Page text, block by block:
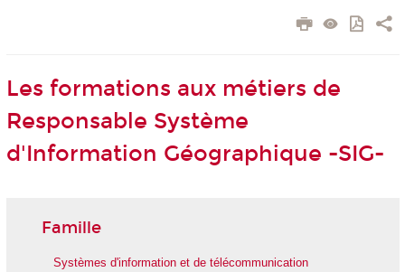
Les formations aux métiers de
Responsable Système
d'Information Géographique -SIG-
Famille
Systèmes d'information et de télécommunication